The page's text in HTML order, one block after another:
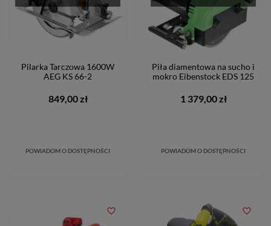
Pilarka Tarczowa 1600W
AEG KS 66-2
849,00 zł
POWIADOM O DOSTĘPNOŚCI
Piła diamentowa na sucho i
mokro Eibenstock EDS 125
1 379,00 zł
POWIADOM O DOSTĘPNOŚCI
favorite_border favorite_border